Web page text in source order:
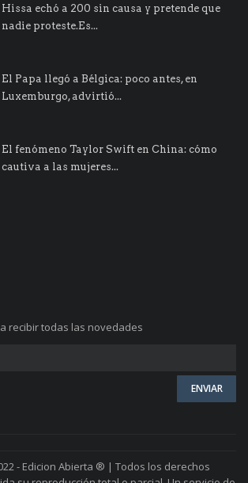
Hissa echó a 200 sin causa y pretende que
nadie proteste.Es...
El Papa llegó a Bélgica: poco antes, en
Luxemburgo, advirtió...
El fenómeno Taylor Swift en China: cómo
cautiva a las mujeres...
recibir todas las novedades
- Edicion Abierta ® | Todos los derechos